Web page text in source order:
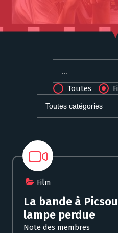
Toutes
Film
La bande à
lampe perdue
Note des membres